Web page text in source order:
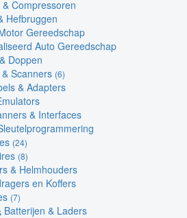
Compressoren
Hefbruggen
Gereedschap
Auto Gereedschap
Doppen
Scanners (6)
& Adapters
& Interfaces
(24)
(8)
& Helmhouders
en Koffers
(7)
Batterijen & Laders